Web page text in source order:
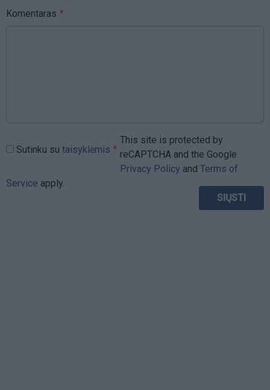
Komentaras
Sutinku su taisyklėmis
This site is protected by
reCAPTCHA and the Google
Privacy Policy and Terms of
Service apply.